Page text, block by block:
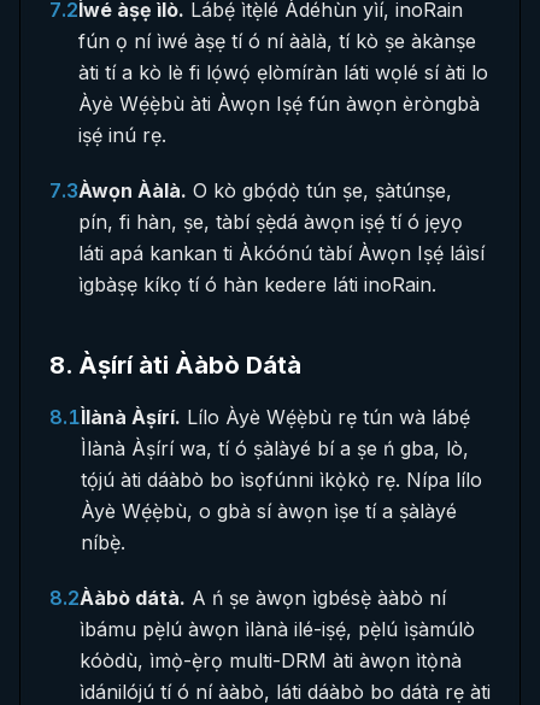
7.2Ìwé àṣẹ ìlò. Lábẹ́ ìtẹ̀lé Àdéhùn yìí, inoRain
fún ọ ní ìwé àṣẹ tí ó ní ààlà, tí kò ṣe àkànṣe
àti tí a kò lè fi lọ́wọ́ ẹlòmíràn láti wọlé sí àti lo
Àyè Wẹ́ẹ̀bù àti Àwọn Iṣẹ́ fún àwọn èròngbà
iṣẹ́ inú rẹ.
7.3Àwọn Ààlà. O kò gbọ́dọ̀ tún ṣe, ṣàtúnṣe,
pín, fi hàn, ṣe, tàbí ṣẹ̀dá àwọn iṣẹ́ tí ó jẹyọ
láti apá kankan ti Àkóónú tàbí Àwọn Iṣẹ́ láìsí
ìgbàṣẹ kíkọ tí ó hàn kedere láti inoRain.
8. Àṣírí àti Ààbò Dátà
8.1Ìlànà Àṣírí. Lílo Àyè Wẹ́ẹ̀bù rẹ tún wà lábẹ́
Ìlànà Àṣírí wa, tí ó ṣàlàyé bí a ṣe ń gba, lò,
tọ́jú àti dáàbò bo ìsọfúnni ìkọ̀kọ̀ rẹ. Nípa lílo
Àyè Wẹ́ẹ̀bù, o gbà sí àwọn ìṣe tí a ṣàlàyé
níbẹ̀.
8.2Ààbò dátà. A ń ṣe àwọn ìgbésẹ̀ ààbò ní
ìbámu pẹ̀lú àwọn ìlànà ilé-iṣẹ́, pẹ̀lú ìṣàmúlò
kóòdù, ìmọ̀-ẹ̀rọ multi-DRM àti àwọn ìtọ̀nà
ìdánilójú tí ó ní ààbò, láti dáàbò bo dátà rẹ àti